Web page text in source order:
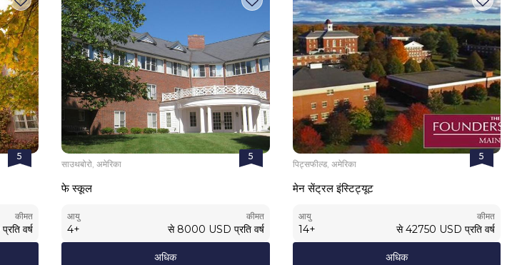
5
कीमत
प्रति वर्ष
5
साउथबोरो, अमेरिका
फे स्कूल
आयु
4+
कीमत
से 8000 USD प्रति वर्ष
अधिक
5
पिट्सफील्ड, अमेरिका
मेन सेंट्रल इंस्टिट्यूट
आयु
14+
कीमत
से 42750 USD प्रति वर्ष
अधिक